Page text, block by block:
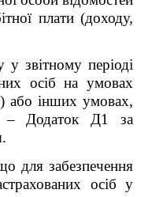
плати (доходу,
звітному періоді
осіб на умовах
або інших умовах,
– Додаток Д1 за
для забезпечення
осіб у